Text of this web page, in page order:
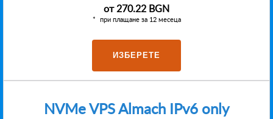
от270.22 BGN
при плащане за 12 месеца
ИЗБЕРЕТЕ
NVMe VPS Almach IPv6 only